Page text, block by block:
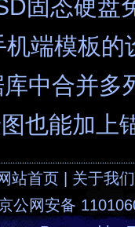
固态硬盘
端模板的
中合并多
也能加上
站首页
关于我们
公网安备